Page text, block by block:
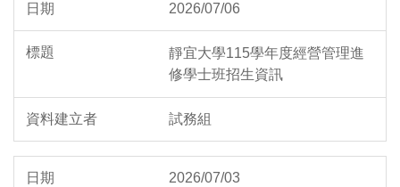
2026/07/06
靜宜大學115學年度經營管理進
修學士班招生資訊
試務組
2026/07/03